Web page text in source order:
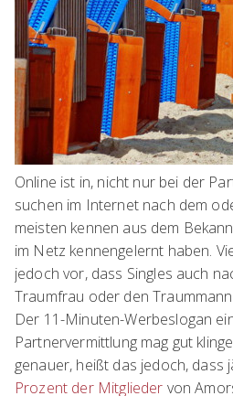
Online ist in, nicht nur bei der
suchen im Internet nach dem
meisten kennen aus dem
im Netz kennengelernt haben.
jedoch vor, dass Singles auch
Traumfrau oder den
Der 11-Minuten-Werbeslogan
Partnervermittlung mag gut
genauer, heißt das jedoch, dass
Prozent der Mitglieder von